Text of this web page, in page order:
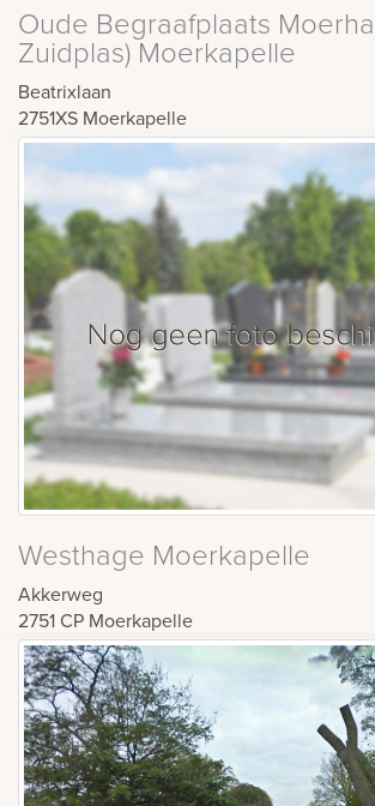
Oude Begraafplaats
Zuidplas) Moerkapelle
Beatrixlaan
2751XS Moerkapelle
Westhage Moerkapelle
Akkerweg
2751 CP Moerkapelle